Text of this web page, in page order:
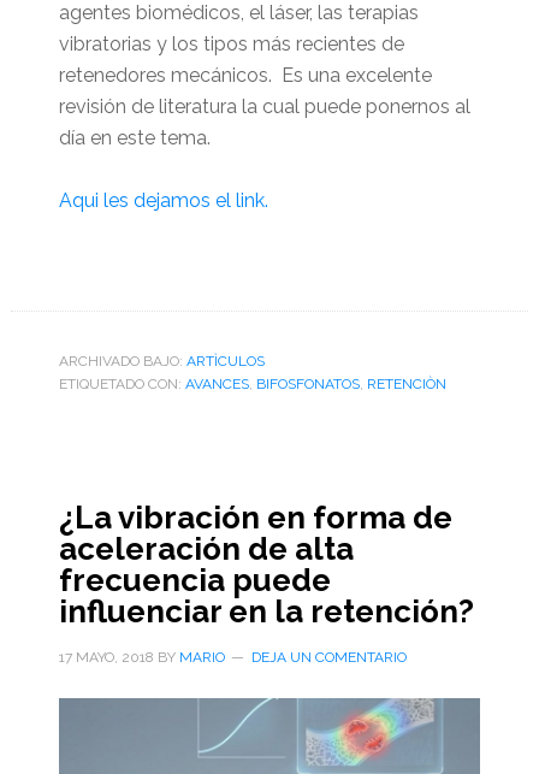
agentes biomédicos, el láser, las terapias
vibratorias y los tipos más recientes de
retenedores mecánicos. Es una excelente
revisión de literatura la cual puede ponernos al
día en este tema.
Aqui les dejamos el link.
ARCHIVADO BAJO: ARTÌCULOS
ETIQUETADO CON: AVANCES, BIFOSFONATOS, RETENCIÒN
¿La vibración en forma de
aceleración de alta
frecuencia puede
influenciar en la retención?
17 MAYO, 2018 BY MARIO DEJA UN COMENTARIO